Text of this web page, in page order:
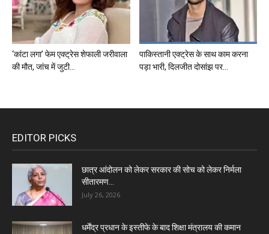
‘कांटा लगा’ फेम एक्ट्रेस शेफाली जरीवाला
की मौत, जांच में जुटी...
पाकिस्तानी एक्ट्रेस के साथ काम करना
पड़ा भारी, दिलजीत दोसांझ पर...
EDITOR PICKS
छात्र आंदोलन को लेकर सरकार की सोच को लेकर निर्मला
सीतारमण...
July 26, 2026
धर्मेंद्र प्रधान के इस्तीफे के बाद शिक्षा मंत्रालय की कमान